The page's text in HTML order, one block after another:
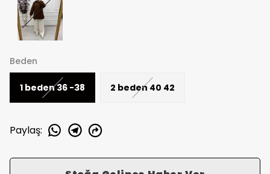
Beden
1 beden 36 -38 2 beden 40 42
Paylaş: